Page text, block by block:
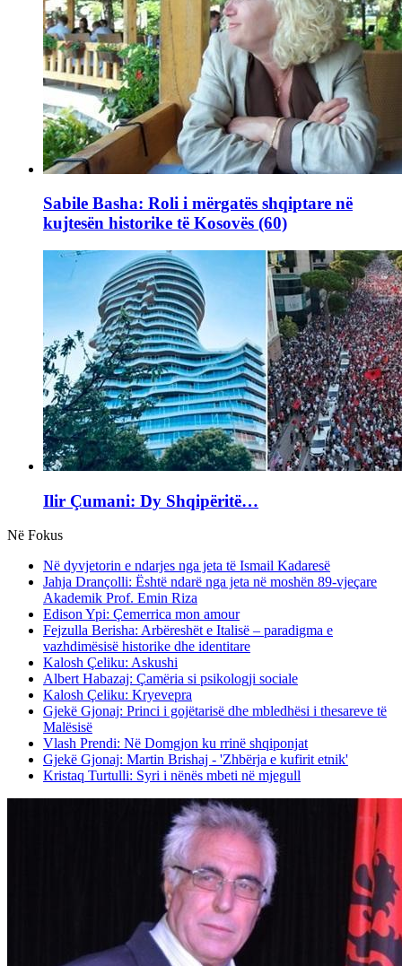
Sabile Basha: Roli i mërgatës shqiptare në
kujtesën historike të Kosovës (60)
Ilir Çumani: Dy Shqipëritë…
Në Fokus
Në dyvjetorin e ndarjes nga jeta të Ismail Kadaresë
Jahja Drançolli: Është ndarë nga jeta në moshën 89-vjeçare
Akademik Prof. Emin Riza
Edison Ypi: Çemerrica mon amour
Fejzulla Berisha: Arbëreshët e Italisë – paradigma e
vazhdimësisë historike dhe identitare
Kalosh Çeliku: Askushi
Albert Habazaj: Çamëria si psikologji sociale
Kalosh Çeliku: Kryevepra
Gjekë Gjonaj: Princi i gojëtarisë dhe mbledhësi i thesareve të
Malësisë
Vlash Prendi: Në Domgjon ku rrinë shqiponjat
Gjekë Gjonaj: Martin Brishaj - 'Zhbërja e kufirit etnik'
Kristaq Turtulli: Syri i nënës mbeti në mjegull